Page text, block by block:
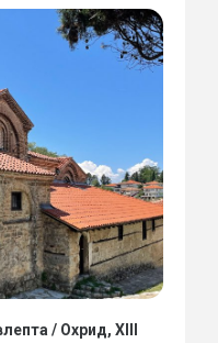
/ Охрид, XIII